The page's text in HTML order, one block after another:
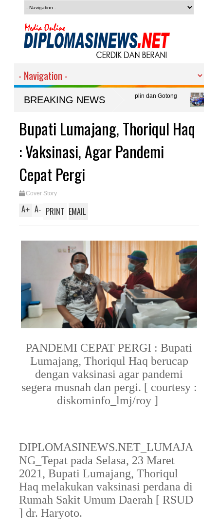
BREAKING NEWS
Mimin : Wujud Kebersamaan, Disiplin dan Gotong
WB Lapas
Tujuan Utama
Bupati Lumajang, Thoriqul Haq
: Vaksinasi, Agar Pandemi
Cepat Pergi
Cover Story
A+ A- PRINT EMAIL
PANDEMI CEPAT PERGI : Bupati
Lumajang, Thoriqul Haq berucap
dengan vaksinasi agar pandemi
segera musnah dan pergi. [ courtesy :
diskominfo_lmj/roy ]
DIPLOMASINEWS.NET_LUMAJA
NG_Tepat pada Selasa, 23 Maret
2021, Bupati Lumajang, Thoriqul
Haq melakukan vaksinasi perdana di
Rumah Sakit Umum Daerah [ RSUD
] dr. Haryoto.